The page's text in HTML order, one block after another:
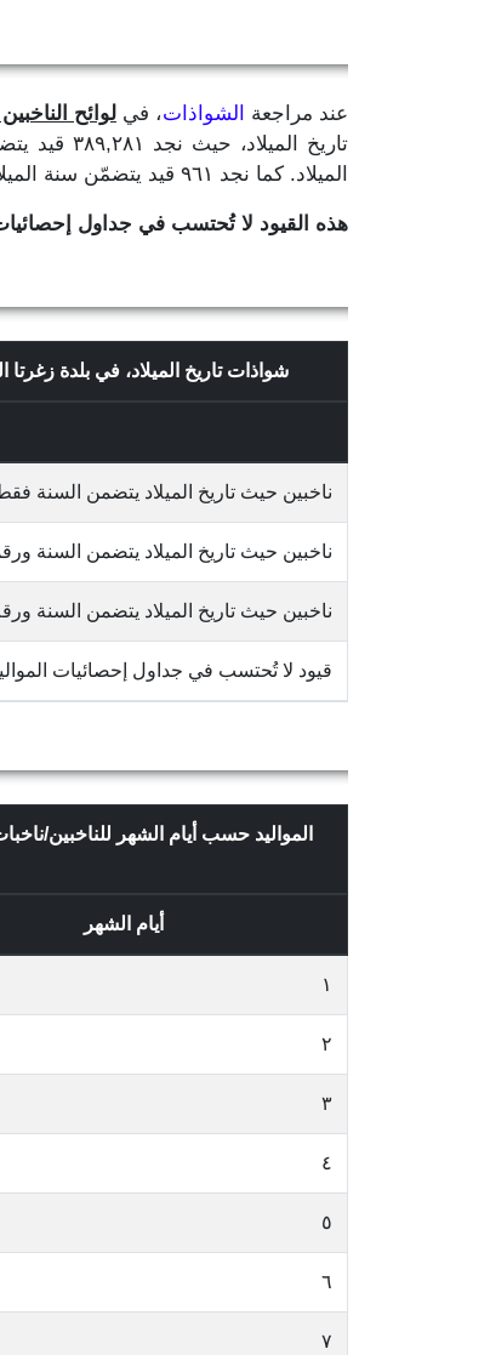
عند مراجعة الشواذات، فيلوائح
الميلاد. كما نجد ٩٦١ قيد يتضمّن سنة الميلاد بالإضافة إلى رقم واحد لا يدلّ على ما إذا كان لشهر او يوم الميلاد.
هذه القيود لا تُحتسب في جداول
شواذات تاريخ الميلاد، في بلدة
ناخبين حيث تاريخ الميلاد يتضمن السنة
ناخبين حيث تاريخ الميلاد يتضمن السنة ورقمين:
ناخبين حيث تاريخ الميلاد يتضمن السنة ورقم
قيود لا تُحتسب في جداول إحصائيات
المواليد حسب أيام الشهر للناخبين/
أيام الشهر
١
٢
٣
٤
٥
٦
٧